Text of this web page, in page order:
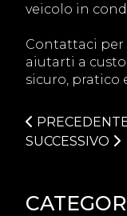
veicolo in
Contattaci per
aiutarti a
sicuro, pratico
SUCCESSIVO